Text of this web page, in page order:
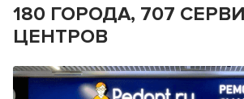
180 ГОРОДА, 707
ЦЕНТРОВ